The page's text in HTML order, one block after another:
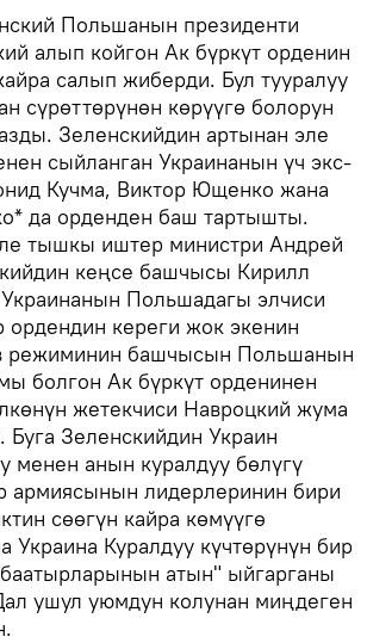
Польшанын президенти
алып койгон Ак бүркүт орденин
салып жиберди. Бул тууралуу
сүрөттөрүнөн көрүүгө болорун
Зеленскийдин артынан эле
сыйланган Украинанын үч экс-
Кучма, Виктор Ющенко жана
да орденден баш тартышты.
тышкы иштер министри Андрей
кеңсе башчысы Кирилл
Польшадагы элчиси
ордендин кереги жок экенин
режиминин башчысын Польшанын
болгон Ак бүркүт орденинен
жетекчиси Навроцкий жума
Буга Зеленскийдин Украин
менен анын куралдуу бөлүгү
армиясынын лидерлеринин бири
сөөгүн кайра көмүүгө
Украина Куралдуу күчтөрүнүн бир
атын" ыйгарганы
ушул уюмдун колунан миңдеген